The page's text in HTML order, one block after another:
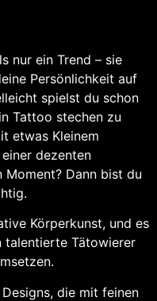
nur ein Trend – sie
Persönlichkeit auf
spielst du schon
Tattoo stechen zu
etwas Kleinem
dezenten
Moment? Dann bist du
Körperkunst, und es
talentierte Tätowierer
die mit feinen